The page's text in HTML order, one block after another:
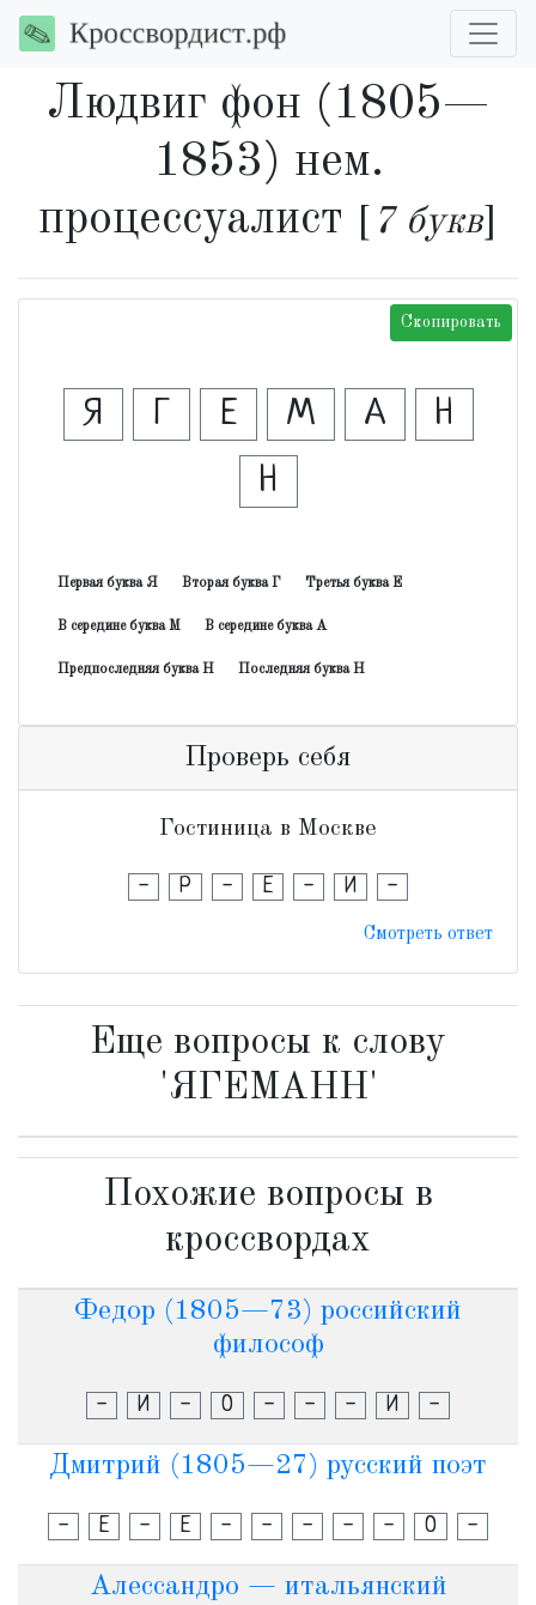
Людвиг фон (1805—
1853) нем.
процессуалист
7 букв]
Скопировать
Я Г Е М А
Н
Н
Первая буква Я Вторая буква Г Третья буква Е
В середине буква М В середине буква А
Предпоследняя буква Н Последняя буква Н
Проверь себя
Гостиница в Москве
- Р - Е - И -
Смотреть ответ
Еще вопросы к слову
'ЯГЕМАНН'
Похожие вопросы в
кроссвордах
Федор (1805—73) российский
философ
- И - О - - - И -
Дмитрий (1805—27) русский поэт
- Е - Е - - - - - О -
Алессандро — итальянский